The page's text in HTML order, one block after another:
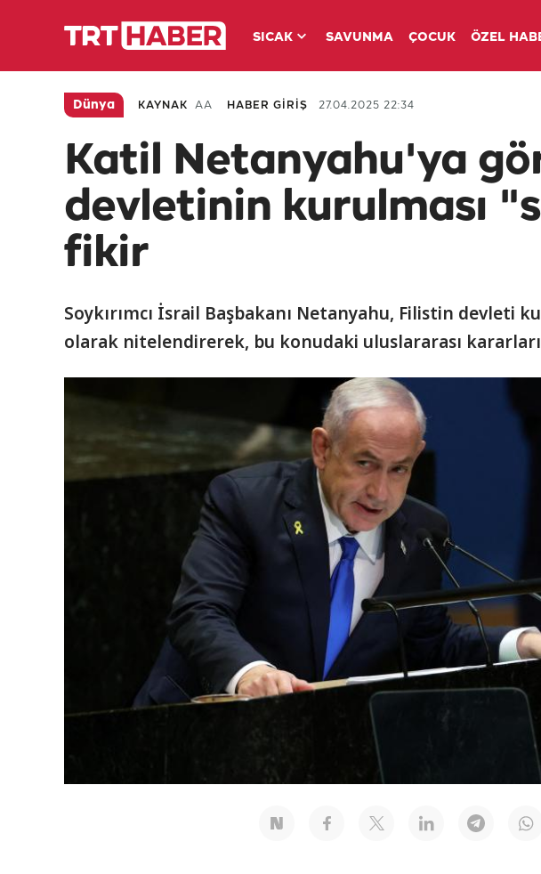
SICAK SAVUNMA ÇOCUK ÖZEL
Dünya KAYNAK AA HABER GİRİŞ 27.04.2025 22:34
Katil Netanyahu'ya
devletinin kurulması
fikir
Soykırımcı İsrail Başbakanı Netanyahu, Filistin devleti
olarak nitelendirerek, bu konudaki uluslararası kararları